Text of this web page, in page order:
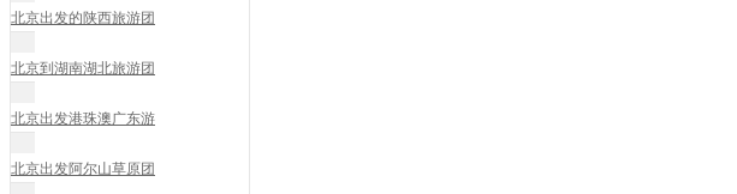
北京出发的陕西旅游团
北京到湖南湖北旅游团
北京出发港珠澳广东游
北京出发阿尔山草原团